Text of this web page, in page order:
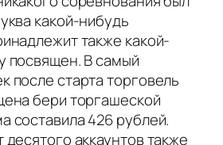
какой-нибудь
также какой-
посвящен. В самый
после старта торговель
бери торгашеской
составила 426 рублей.
десятого аккаунтов также